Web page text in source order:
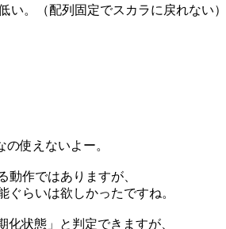
い。（配列固定でスカラに戻れない）
使えないよー。
動作ではありますが、
らいは欲しかったですね。
状態」と判定できますが、